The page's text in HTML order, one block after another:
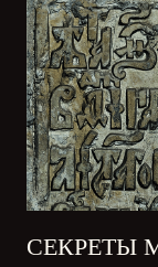
СЕКРЕТЫ